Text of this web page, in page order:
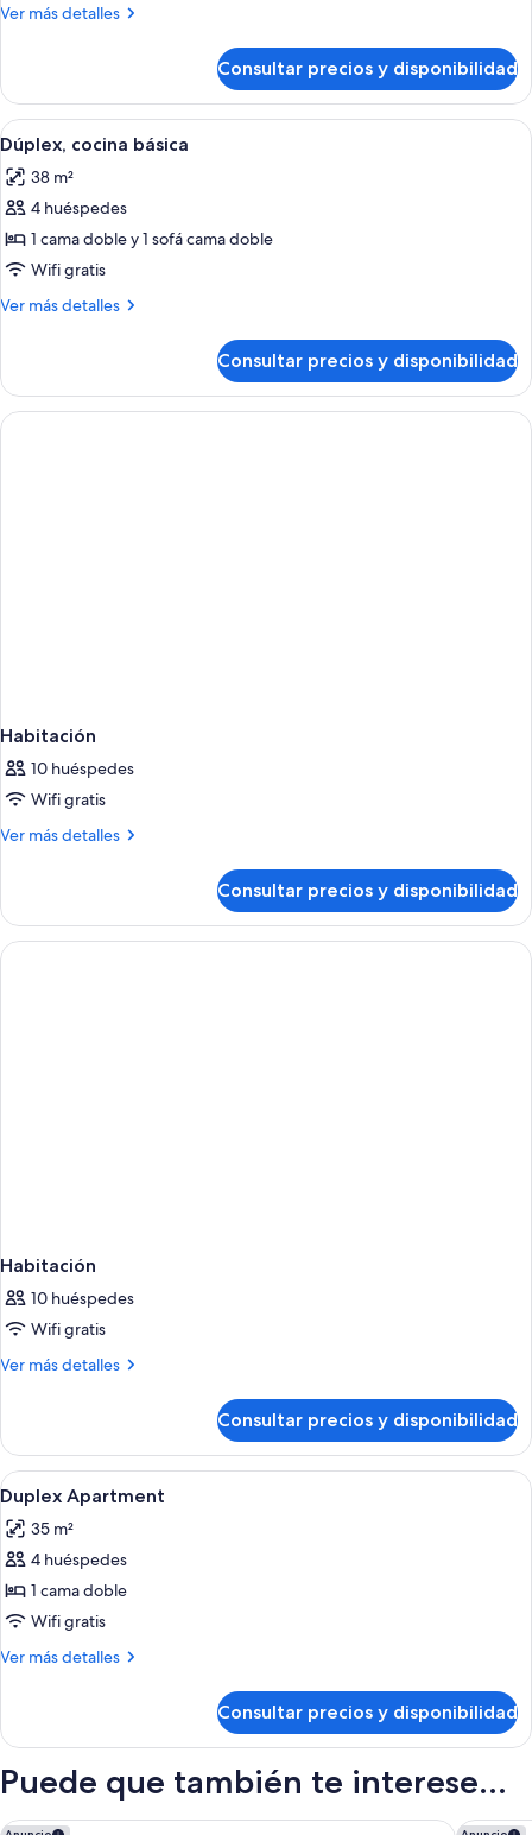
Ver más detalles
Más
cocina
básica
Consultar precios y disponibilidad
Abrir
todas
las
fotos
de
Dúplex,
cocina
Un dormitorio con cabecera de
9
Dúplex, cocina básica
38 m²
4 huéspedes
1 cama doble y 1 sofá cama doble
Wifi gratis
Ver más detalles
Más
cocina
básica
Consultar precios y disponibilidad
Habitación
10 huéspedes
Wifi gratis
Ver más detalles
Más
Consultar precios y disponibilidad
Habitación
10 huéspedes
Wifi gratis
Ver más detalles
Más
Consultar precios y disponibilidad
Abrir
todas
las
fotos
de
Duplex
Apartment
Escritorio, cortinas opacas, sistema
5
Duplex Apartment
35 m²
4 huéspedes
1 cama doble
Wifi gratis
Ver más detalles
Más
Apartment
Consultar precios y disponibilidad
Puede que también te interese...